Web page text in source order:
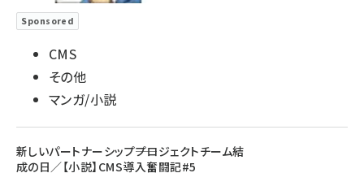
Sponsored
CMS
その他
マンガ/小説
新しいパートナーシップ――プロジェクトチーム結
成の日／【小説】CMS導入奮闘記#5